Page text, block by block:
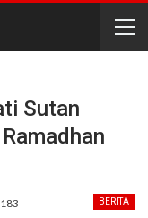
Sutan
BERITA
183